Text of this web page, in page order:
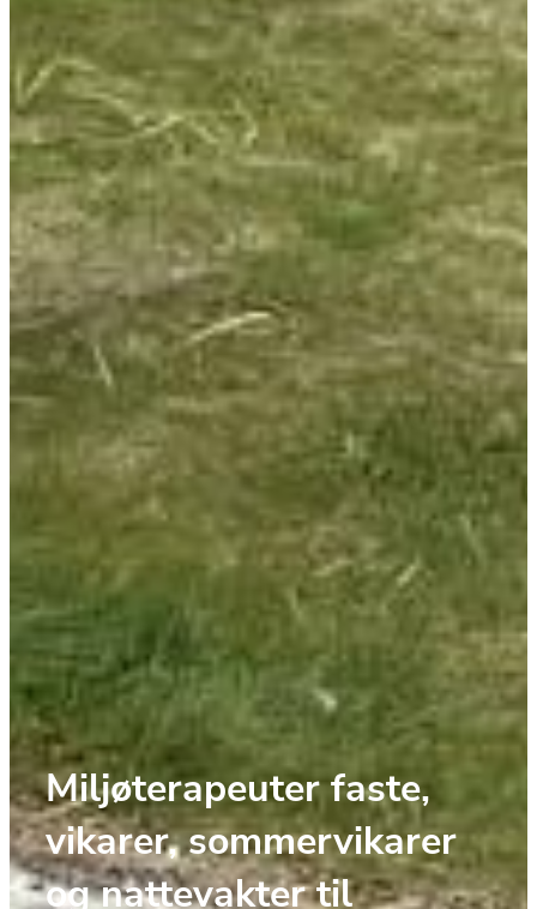
Miljøterapeuter faste,
vikarer, sommervikarer
og nattevakter til